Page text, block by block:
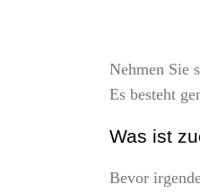
Nehmen Sie
Es besteht
Was ist
Bevor